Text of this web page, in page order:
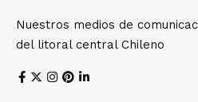
Nuestros medios de
del litoral central Chileno